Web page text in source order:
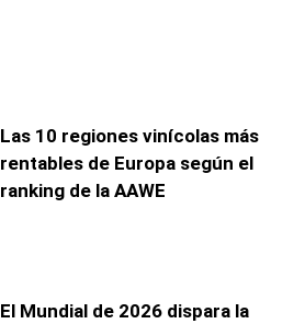
Las 10 regiones vinícolas más
rentables de Europa según el
ranking de la AAWE
El Mundial de 2026 dispara la